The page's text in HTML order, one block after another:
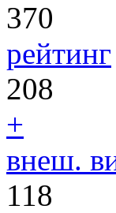
370
рейтинг
208
+
внеш.
118